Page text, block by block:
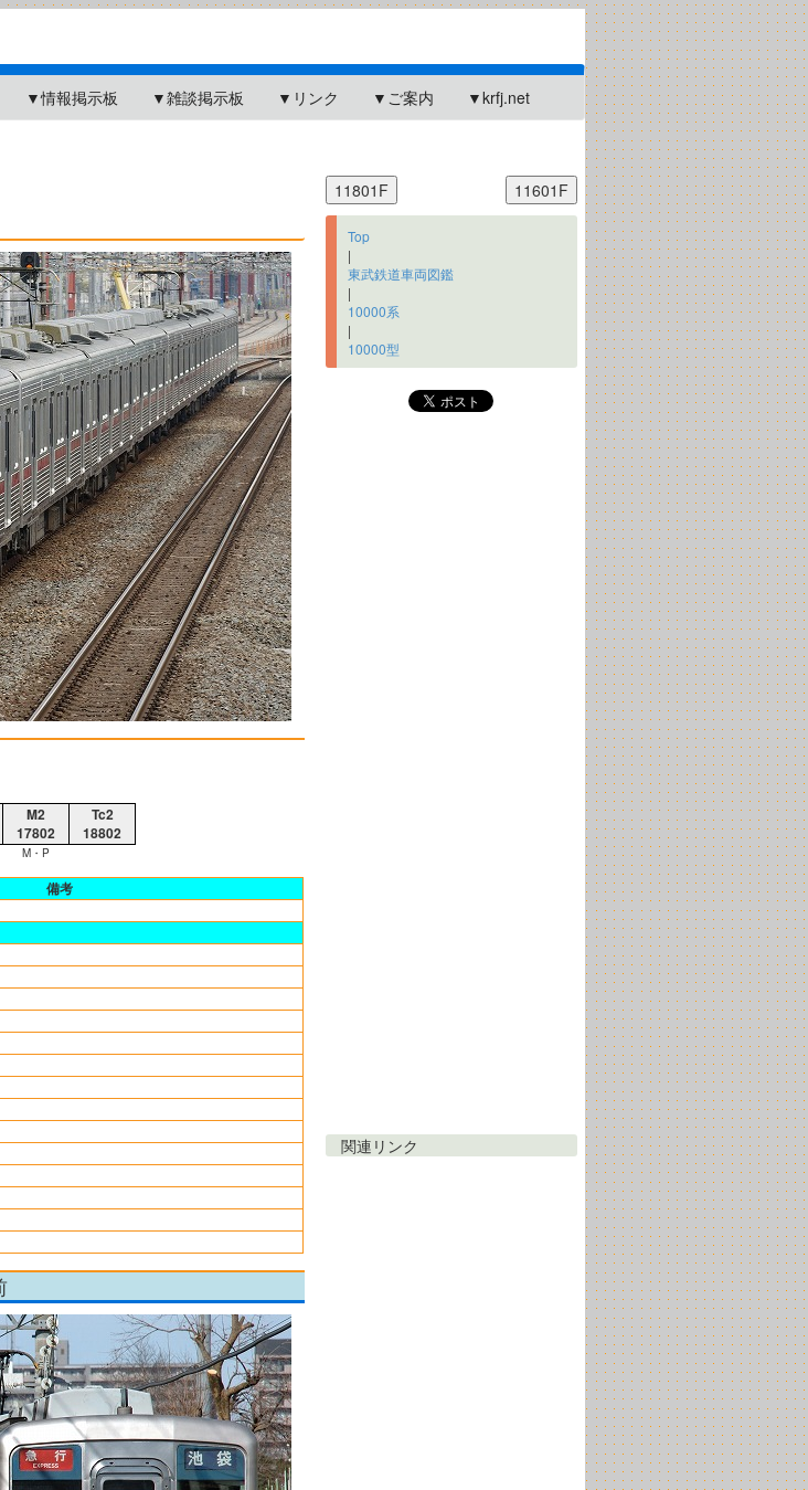
▼情報掲示板 ▼雑談掲示板 ▼リンク ▼ご案内 ▼krfj.net
M2
17802
Tc2
18802
M・P
備考
Top
|
東武鉄道車両図鑑
|
10000系
|
10000型
関連リンク